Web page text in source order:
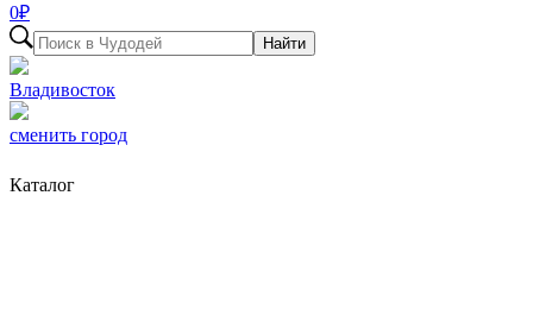
0₽
Найти
Владивосток
сменить город
Каталог